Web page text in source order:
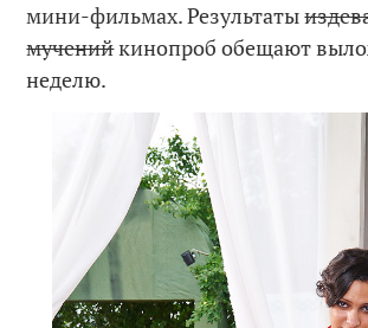
мини-фильмах. Результаты
мученийкинопроб обещают
неделю.